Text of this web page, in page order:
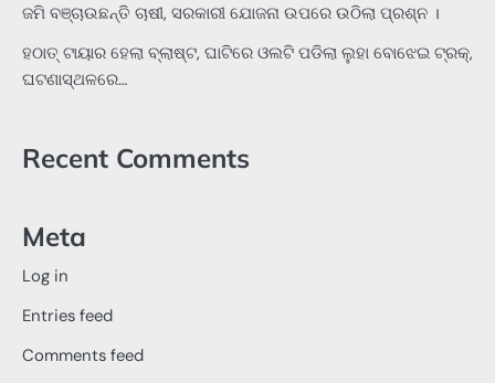
ଜମି ବଞ୍ଚାଉଛନ୍ତି ଚାଷୀ, ସରକାରୀ ଯୋଜନା ଉପରେ ଉଠିଲା ପ୍ରଶ୍ନ ।
ହଠାତ୍‌ ଟାୟାର ହେଲା ବ୍ଲାଷ୍ଟ, ଘାଟିରେ ଓଲଟି ପଡିଲା ଲୁହା ବୋଝେଇ ଟ୍ରକ୍‌,
ଘଟଣାସ୍ଥଳରେ…
Recent Comments
Meta
Log in
Entries feed
Comments feed